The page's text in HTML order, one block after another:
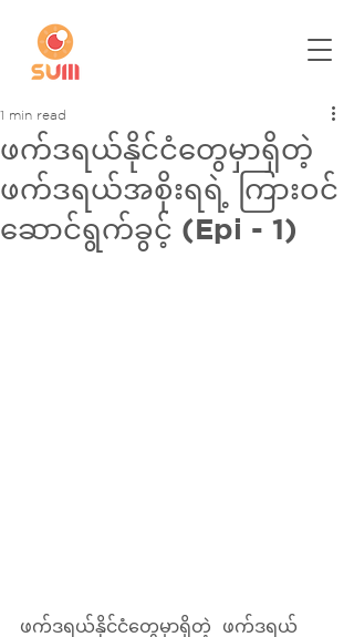
ဖက်ဒရယ်နိုင်ငံတွေမှာရှိတဲ့
ဖက်ဒရယ်အစိုးရရဲ့ ကြားဝင်
ဆောင်ရွက်ခွင့် (Epi - 1)
1 min read
ဖက်ဒရယ်နိုင်ငံတွေမှာရှိတဲ့  ဖက်ဒရယ်